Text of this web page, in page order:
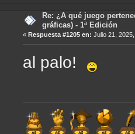
Re: ¿A qué juego
gráficas) - 1ª Edición
« Respuesta #1205 en: Julio 21,
al palo!